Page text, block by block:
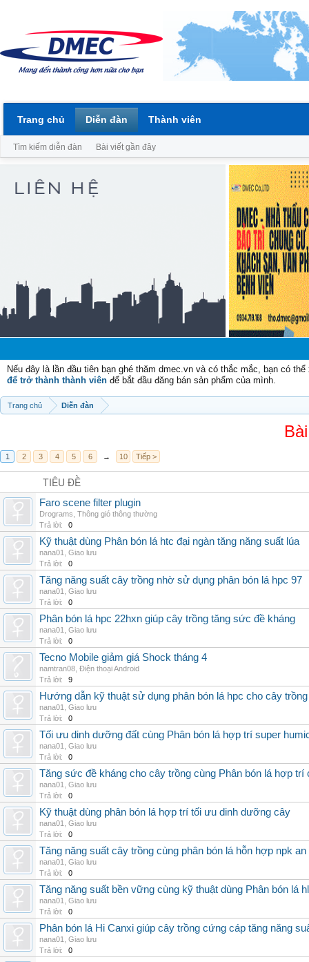
Nếu đây là lần đầu tiên bạn ghé thăm dmec.vn và có thắc mắc, bạn có
để trở thành thành viên để bắt đầu đăng bán sản phẩm của mình.
Trang chủ Diễn đàn
1 2 3 4 5 6 → 10 Tiếp >
TIÊU ĐỀ
Faro scene filter plugin
Drograms Thông gió thông thường
Trả lời:
0
Kỹ thuật dùng Phân bón lá htc đại ngàn tăng năng suất lúa
nana01
Giao lưu
Trả lời:
0
Tăng năng suất cây trồng nhờ sử dụng phân bón lá hpc 97
nana01
Giao lưu
Trả lời:
0
Phân bón lá hpc 22hxn giúp cây trồng tăng sức đề kháng
nana01
Giao lưu
Trả lời:
0
Tecno Mobile giảm giá Shock tháng 4
namtran08 Điện thoại Android
Trả lời:
9
Hướng dẫn kỹ thuật sử dụng phân bón lá hpc cho cây trồng
nana01
Giao lưu
Trả lời:
0
Tối ưu dinh dưỡng đất cùng Phân bón lá hợp trí super
nana01
Giao lưu
Trả lời:
0
Tăng sức đề kháng cho cây trồng cùng Phân bón lá hợp trí
nana01
Giao lưu
Trả lời:
0
Kỹ thuật dùng phân bón lá hợp trí tối ưu dinh dưỡng cây
nana01
Giao lưu
Trả lời:
0
Tăng năng suất cây trồng cùng phân bón lá hỗn hợp npk an
nana01
Giao lưu
Trả lời:
0
Tăng năng suất bền vững cùng kỹ thuật dùng Phân bón lá
nana01
Giao lưu
Trả lời:
0
Phân bón lá Hi Canxi giúp cây trồng cứng cáp tăng năng
nana01
Giao lưu
Trả lời:
0
Trang chủ Diễn đàn
Tìm kiếm diễn đàn Bài viết gần đây
Thành viên